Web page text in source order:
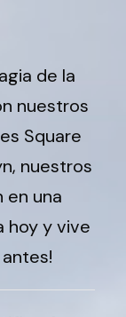
de la
nuestros
Square
nuestros
en una
hoy y vive